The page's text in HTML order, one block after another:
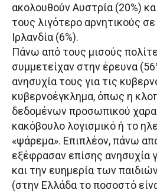
ακολουθούν Αυστρία (20%)
τους λιγότερο αρνητικούς σε
Ιρλανδία (6%).
Πάνω από τους μισούς
συμμετείχαν στην έρευνα
ανησυχία τους για τις
κυβερνοέγκλημα, όπως η
δεδομένων προσωπικού
κακόβουλο λογισμικό ή το
«ψάρεμα». Επιπλέον, πάνω
εξέφρασαν επίσης ανησυχία
και την ευημερία των
(στην Ελλάδα το ποσοστό